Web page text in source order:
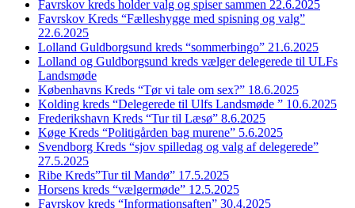
Favrskov kreds holder valg og spiser sammen 22.6.2025
Favrskov Kreds “Fælleshygge med spisning og valg”
22.6.2025
Lolland Guldborgsund kreds “sommerbingo” 21.6.2025
Lolland og Guldborgsund kreds vælger delegerede til ULFs
Landsmøde
Københavns Kreds “Tør vi tale om sex?” 18.6.2025
Kolding kreds “Delegerede til Ulfs Landsmøde ” 10.6.2025
Frederikshavn Kreds “Tur til Læsø” 8.6.2025
Køge Kreds “Politigården bag murene” 5.6.2025
Svendborg Kreds “sjov spilledag og valg af delegerede”
27.5.2025
Ribe Kreds”Tur til Mandø” 17.5.2025
Horsens kreds “vælgermøde” 12.5.2025
Favrskov kreds “Informationsaften” 30.4.2025